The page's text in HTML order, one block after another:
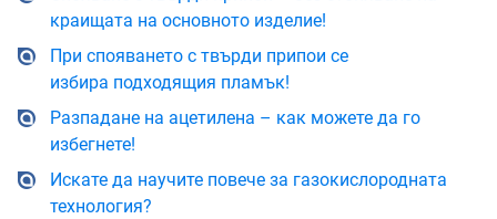
краищата на основното изделие!
При спояването с твърди припои се
избира подходящия пламък!
Разпадане на ацетилена – как можете да го
избегнете!
Искате да научите повече за газокислородната
технология?